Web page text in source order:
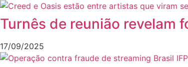
Turnês de reunião revelam
17/09/2025